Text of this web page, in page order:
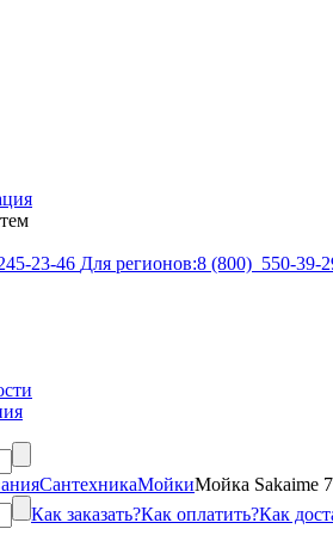
23-46 Для регионов:8 (800) 550-39-
СантехникаМойкиМойка Sakaime
Как заказать?Как оплатить?Как